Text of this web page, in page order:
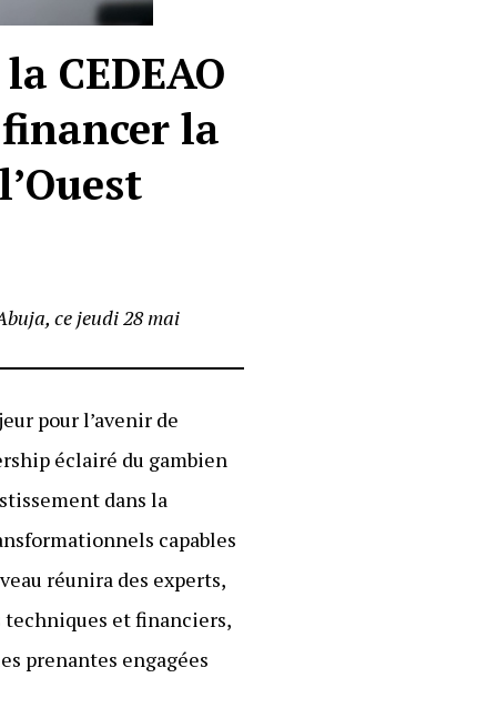
CEDEAO
la
ce jeudi 28 mai
pour l’avenir de
éclairé du gambien
dans la
capables
réunira des experts,
techniques et financiers,
prenantes engagées